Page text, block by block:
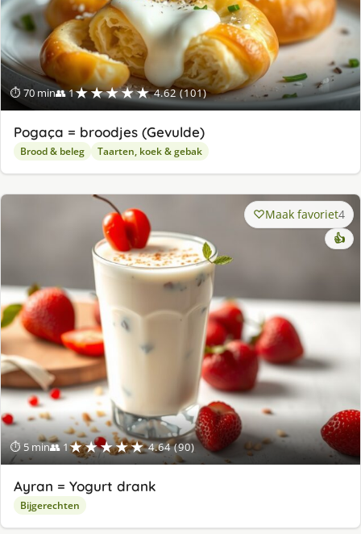
⏱ 70 min👥 1★★★★★ 4.62 (101)
Pogaça = broodjes (Gevulde)
Brood & beleg Taarten, koek & gebak
⏱ 5 min👥 1★★★★★ 4.64 (90)
Maak favoriet4
👍
Ayran = Yogurt drank
Bijgerechten